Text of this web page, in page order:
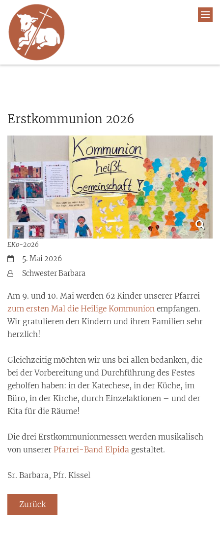
Erstkommunion 2026
EKo-2026
Datum:5. Mai 2026
Von:Schwester Barbara
Am 9. und 10. Mai werden 62 Kinder unserer Pfarrei
zum ersten Mal die Heilige Kommunion empfangen.
Wir gratulieren den Kindern und ihren Familien sehr
herzlich!
Gleichzeitig möchten wir uns bei allen bedanken, die
bei der Vorbereitung und Durchführung des Festes
geholfen haben: in der Katechese, in der Küche, im
Büro, in der Kirche, durch Einzelaktionen – und der
Kita für die Räume!
Die drei Erstkommunionmessen werden musikalisch
von unserer Pfarrei-Band Elpida gestaltet.
Sr. Barbara, Pfr. Kissel
Zurück